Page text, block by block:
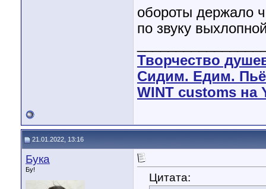
обороты держало
по звуку
Творчество
Сидим. Едим.
WINT customs на
21.01.2022, 13:16
Бука
Бу!
Цитата: